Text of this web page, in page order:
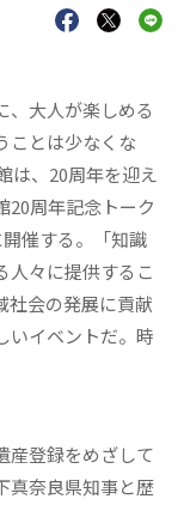
大人が楽しめる
ことは少なくな
は、20周年を迎え
20周年記念トーク
催する。「知識
人々に提供するこ
社会の発展に貢献
いイベントだ。時
産登録をめざして
真奈良県知事と歴